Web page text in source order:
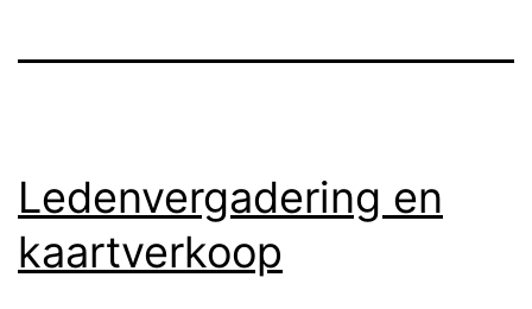
Ledenvergadering en
kaartverkoop